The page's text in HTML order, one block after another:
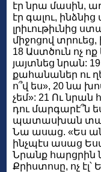
էր նրա մասին,
էր գալու,
լրիւութիւնից
միջոցով
18 Աստծուն ոչ
յայտնեց նրան:
քահանաներ ու
ո՞վ ես», 20 նա
չեմ»: 21 Ու նրան
դու մարգարէ՞ն
պատասխան
Նա ասաց. «Ես
ինչպէս ասաց
Նրանք հարցրին
Քրիստոսը, ոչ